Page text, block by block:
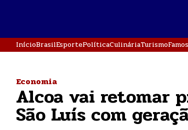
InícioBrasilEsportePolíticaCulináriaTurismo
Economia
Alcoa vai retomar
São Luís com